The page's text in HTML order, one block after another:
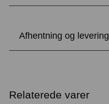
lille
Afhentning og levering
Relaterede varer